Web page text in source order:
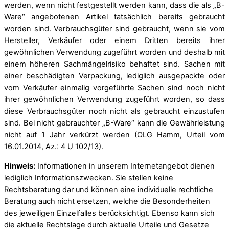
werden, wenn nicht festgestellt werden kann, dass die als „B-
Ware“ angebotenen Artikel tatsächlich bereits gebraucht
worden sind. Verbrauchsgüter sind gebraucht, wenn sie vom
Hersteller, Verkäufer oder einem Dritten bereits ihrer
gewöhnlichen Verwendung zugeführt worden und deshalb mit
einem höheren Sachmängelrisiko behaftet sind. Sachen mit
einer beschädigten Verpackung, lediglich ausgepackte oder
vom Verkäufer einmalig vorgeführte Sachen sind noch nicht
ihrer gewöhnlichen Verwendung zugeführt worden, so dass
diese Verbrauchsgüter noch nicht als gebraucht einzustufen
sind. Bei nicht gebrauchter „B-Ware“ kann die Gewährleistung
nicht auf 1 Jahr verkürzt werden (OLG Hamm, Urteil vom
16.01.2014, Az.: 4 U 102/13).
Hinweis: Informationen in unserem Internetangebot dienen
lediglich Informationszwecken. Sie stellen keine
Rechtsberatung dar und können eine individuelle rechtliche
Beratung auch nicht ersetzen, welche die Besonderheiten
des jeweiligen Einzelfalles berücksichtigt. Ebenso kann sich
die aktuelle Rechtslage durch aktuelle Urteile und Gesetze